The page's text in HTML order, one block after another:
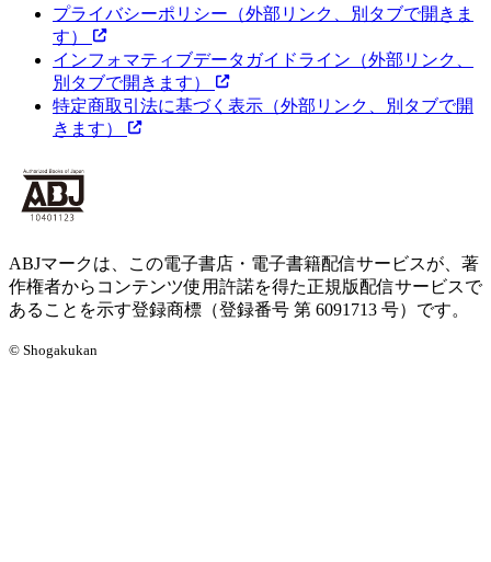
プライバシーポリシー （外部リンク、別タブで開きま
す）
インフォマティブデータガイドライン （外部リンク、
別タブで開きます）
特定商取引法に基づく表示 （外部リンク、別タブで開
きます）
ABJマークは、この電子書店・電子書籍配信サービスが、著
作権者からコンテンツ使用許諾を得た正規版配信サービスで
あることを示す登録商標（登録番号 第 6091713 号）です。
© Shogakukan